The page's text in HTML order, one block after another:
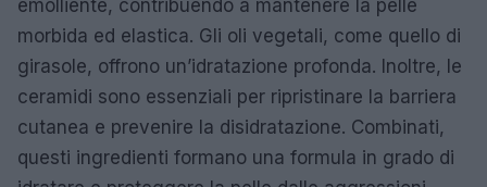
emolliente, contribuendo a mantenere la pelle
morbida ed elastica. Gli oli vegetali, come quello di
girasole, offrono un’idratazione profonda. Inoltre, le
ceramidi sono essenziali per ripristinare la barriera
cutanea e prevenire la disidratazione. Combinati,
questi ingredienti formano una formula in grado di